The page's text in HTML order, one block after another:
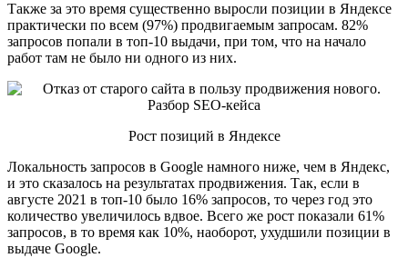
Также за это время существенно выросли позиции в Яндексе
практически по всем (97%) продвигаемым запросам. 82%
запросов попали в топ-10 выдачи, при том, что на начало
работ там не было ни одного из них.
Рост позиций в Яндексе
Локальность запросов в Google намного ниже, чем в Яндекс,
и это сказалось на результатах продвижения. Так, если в
августе 2021 в топ-10 было 16% запросов, то через год это
количество увеличилось вдвое. Всего же рост показали 61%
запросов, в то время как 10%, наоборот, ухудшили позиции в
выдаче Google.